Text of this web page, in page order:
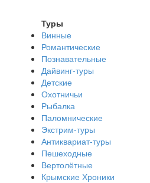
Туры
Винные
Романтические
Познавательные
Дайвинг-туры
Детские
Охотничьи
Рыбалка
Паломнические
Экстрим-туры
Антиквариат-туры
Пешеходные
Вертолётные
Крымские Хроники